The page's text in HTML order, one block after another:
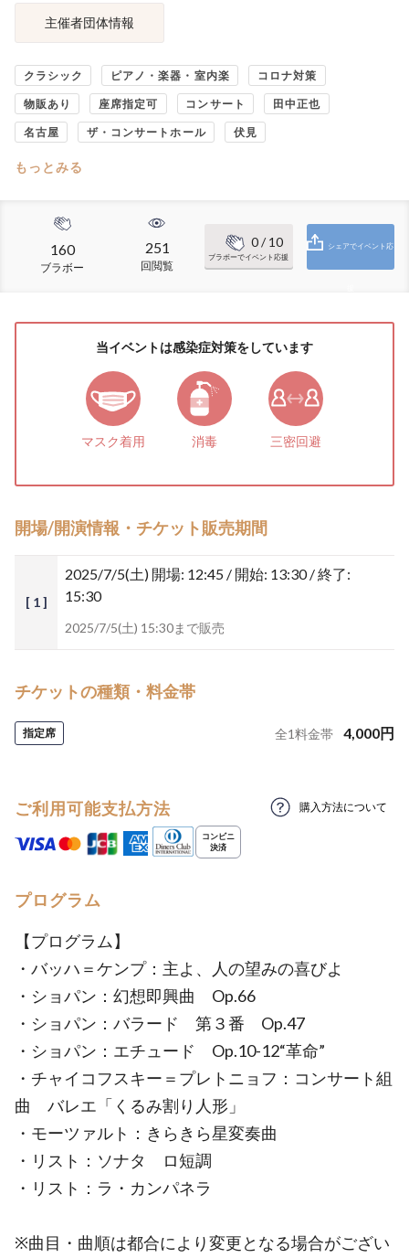
主催者団体情報
クラシック ピアノ・楽器・室内楽 コロナ対策
物販あり 座席指定可 コンサート 田中正也
名古屋 ザ・コンサートホール 伏見
もっとみる
160
ブラボー
251
回閲覧
0/ 10
ブラボーでイベント応援
シェアでイベント応
当イベントは感染症対策をしています
マスク着用 消毒 三密回避
開場/開演情報・チケット販売期間
[ 1 ]
2025/7/5(土) 開場: 12:45 / 開始: 13:30 / 終了:
15:30
2025/7/5(土) 15:30まで販売
チケットの種類・料金帯
指定席 全1料金帯 4,000円
ご利用可能支払方法 購入方法について
プログラム
【プログラム】
・バッハ＝ケンプ：主よ、人の望みの喜びよ
・ショパン：幻想即興曲 Op.66
・ショパン：バラード 第３番 Op.47
・ショパン：エチュード Op.10-12“革命”
・チャイコフスキー＝プレトニョフ：コンサート組
曲 バレエ「くるみ割り人形」
・モーツァルト：きらきら星変奏曲
・リスト：ソナタ ロ短調
・リスト：ラ・カンパネラ
※曲目・曲順は都合により変更となる場合がござい